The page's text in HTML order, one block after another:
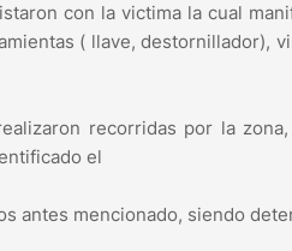
con la victima la cual
( llave, destornillador),
recorridas por la
el
antes mencionado, siendo